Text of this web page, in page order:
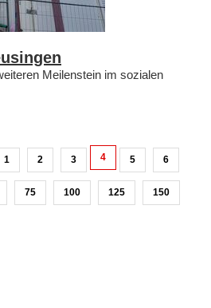
Meilenstein im sozialen
1 2 3 4 5 6
75 100 125 150